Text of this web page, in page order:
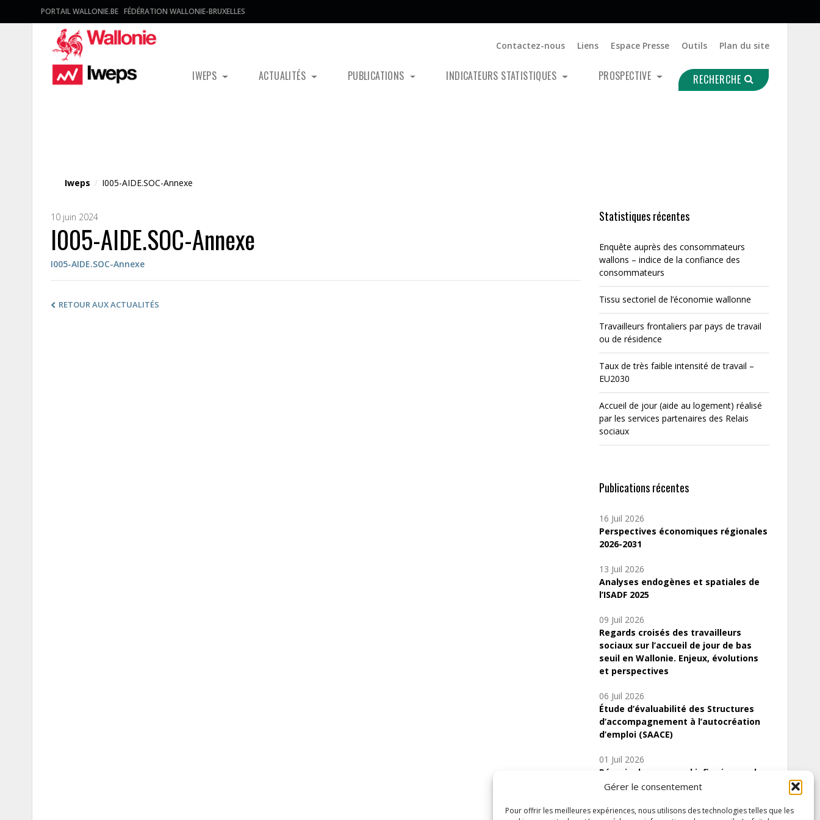
Gérer le consentement
Pour offrir les meilleures expériences, nous utilisons des technologies telles que les
PORTAIL WALLONIE.BE FÉDÉRATION WALLONIE-BRUXELLES
Contactez-nous Liens Espace Presse Outils Plan du site
IWEPS ACTUALITÉS PUBLICATIONS INDICATEURS STATISTIQUES PROSPECTIVE RECHERCHE
Iweps / I005-AIDE.SOC-Annexe
10 juin 2024
I005-AIDE.SOC-Annexe
I005-AIDE.SOC-Annexe
RETOUR AUX ACTUALITÉS
Statistiques récentes
Enquête auprès des consommateurs
wallons – indice de la confiance des
consommateurs
Tissu sectoriel de l’économie wallonne
Travailleurs frontaliers par pays de travail
ou de résidence
Taux de très faible intensité de travail –
EU2030
Accueil de jour (aide au logement) réalisé
par les services partenaires des Relais
sociaux
Publications récentes
16 Juil 2026
Perspectives économiques régionales
2026-2031
13 Juil 2026
Analyses endogènes et spatiales de
l’ISADF 2025
09 Juil 2026
Regards croisés des travailleurs
sociaux sur l’accueil de jour de bas
seuil en Wallonie. Enjeux, évolutions
et perspectives
06 Juil 2026
Étude d’évaluabilité des Structures
d’accompagnement à l’autocréation
d’emploi (SAACE)
01 Juil 2026
Pénurie du personnel infirmier :quels
indicateurs d’offre de soins pour